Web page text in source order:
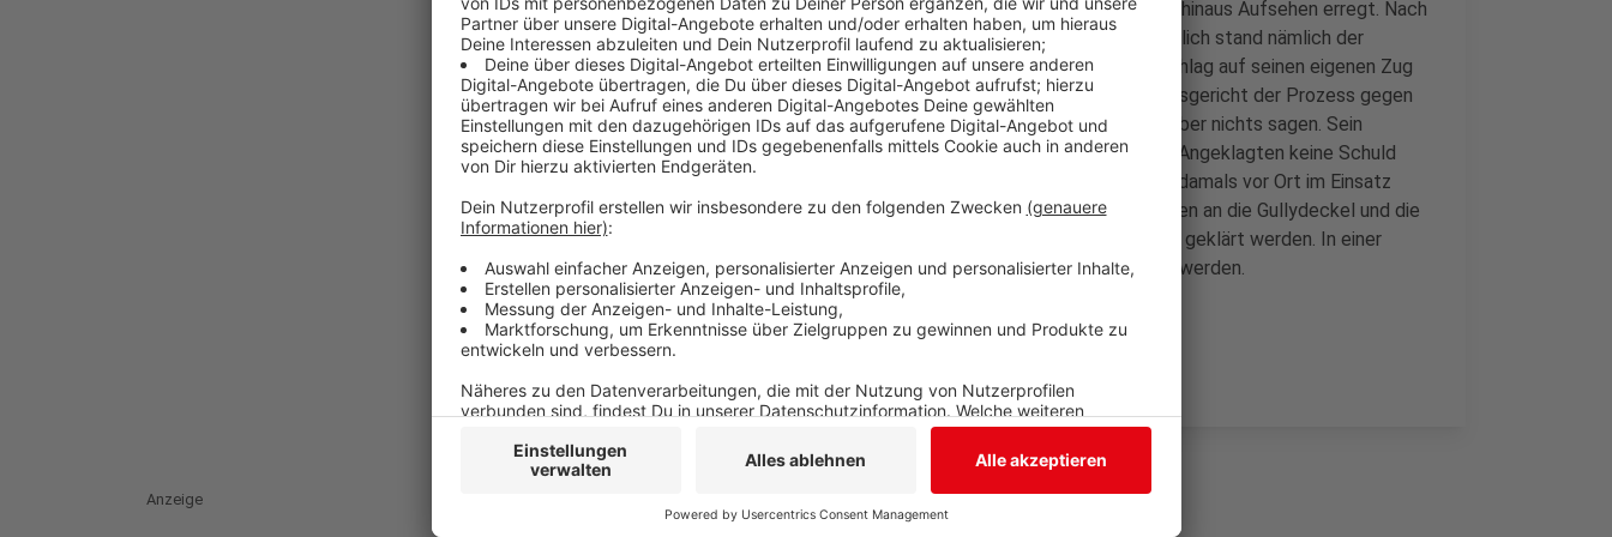
einen Anschlag hingedeutet. Der Fall hatte darum weit über NRW hinaus Aufsehen erregt. Nach
kurzer Zeit gab es jedoch eine Wende bei den Ermittlungen. Plötzlich stand nämlich der
Zugführer selbst unter Verdacht. Ihm wird vorgeworfen den Anschlag auf seinen eigenen Zug
vorgetäuscht zu haben. Heute ist darum am Bad Berleburger Amtsgericht der Prozess gegen
den 50-jährigen losgegangen. Zu den Vorwürfen wollte er heute aber nichts sagen. Sein
Verteidiger betonte, man wolle im Verfahren beweisen, dass den Angeklagten keine Schuld
treffe. Beim heutigen Prozesstag wurden Polizisten befragt, die damals vor Ort im Einsatz
waren. Es ging vor allem um die Frage wie die DNA des Angeklagten an die Gullydeckel und die
Stricke gekommen ist. Das konnte heute aber nicht abschließend geklärt werden. In einer
Woche geht der Prozess weiter. Dann sollen Gutachter angehört werden.
Anzeige
Anzeige